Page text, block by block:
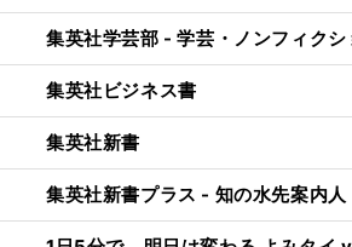
集英社学芸部 - 学芸・ノンフィクシ
集英社ビジネス書
集英社新書
集英社新書プラス - 知の水先案内人